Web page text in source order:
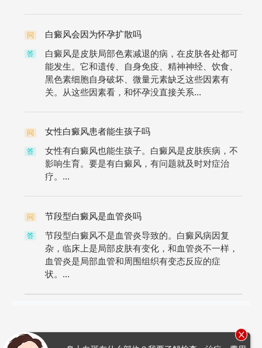
问 白癜风会因为怀孕扩散吗
答
白癜风是皮肤局部色素减退的病，在皮肤各处都可
能发生。它和遗传、自身免疫、精神神经、饮食、
黑色素细胞自身破坏、微量元素缺乏这些因素有
关。从这些因素看，和怀孕没直接关系...
问 女性白癜风患者能生孩子吗
答
女性有白癜风也能生孩子。白癜风是皮肤疾病，不
影响生育。要是有白癜风，有问题就及时对症治
疗。...
问 节段型白癜风是血管炎吗
答
节段型白癜风不是血管炎导致的。白癜风病因复
杂，临床上是局部皮肤有变化，和血管炎不一样，
血管炎是局部血管和周围组织有变态反应的症
状。...